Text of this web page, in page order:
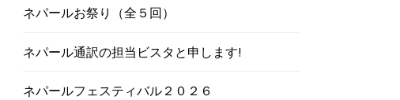
ネパールお祭り（全５回）
ネパール通訳の担当ビスタと申します!
ネパールフェスティバル２０２６